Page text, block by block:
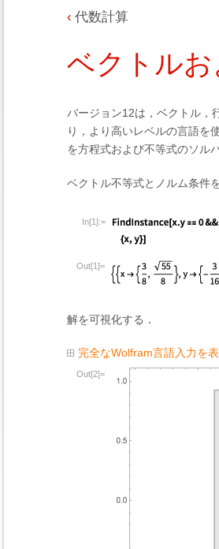
代数計算
ベクトル
バージョン12は，ベクトル，
り，より高いレベルの言語を
を方程式および不等式のソル
ベクトル不等式とノルム条件
In[1]:=
Out[1]=
解を可視化する．
完全なWolfram言語入力を
Out[2]=